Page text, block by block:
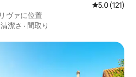
レビュー121
5.0 (121)
ヴァに位置
清潔さ · 間取り